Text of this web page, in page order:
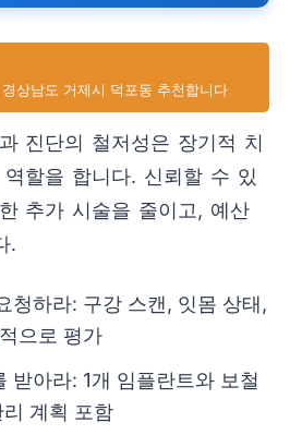
상남도 거제시 덕포동 추천합니다
진단의 철저성은 장기적 치
할을 합니다. 신뢰할 수 있
추가 시술을 줄이고, 예산
.
청하라: 구강 스캔, 잇몸 상태,
으로 평가
받아라: 1개 임플란트와 보철
계획 포함